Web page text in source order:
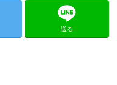
送る